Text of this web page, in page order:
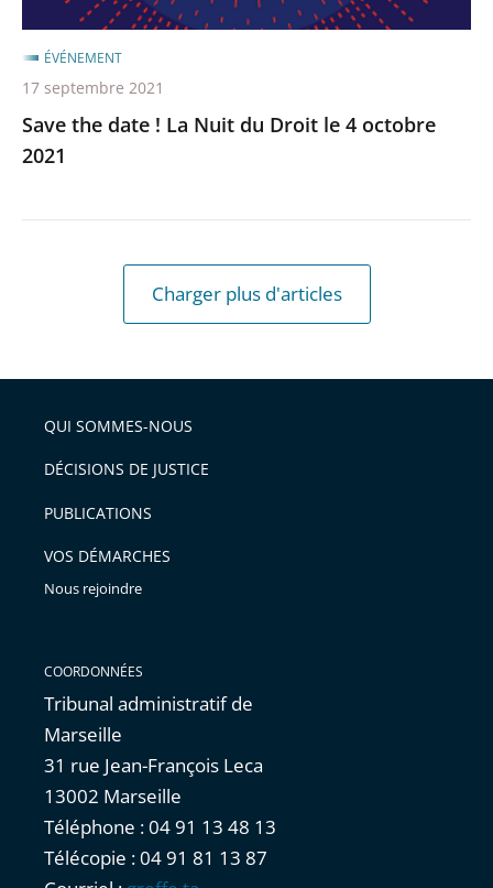
octobre
2021
Save the date ! La Nuit du Droit le 4 octobre
2021
ÉVÉNEMENT
17 septembre 2021
Charger plus d'articles
QUI SOMMES-NOUS
DÉCISIONS DE JUSTICE
PUBLICATIONS
VOS DÉMARCHES
Nous rejoindre
COORDONNÉES
Tribunal administratif de
Marseille
31 rue Jean-François Leca
13002 Marseille
Téléphone : 04 91 13 48 13
Télécopie : 04 91 81 13 87